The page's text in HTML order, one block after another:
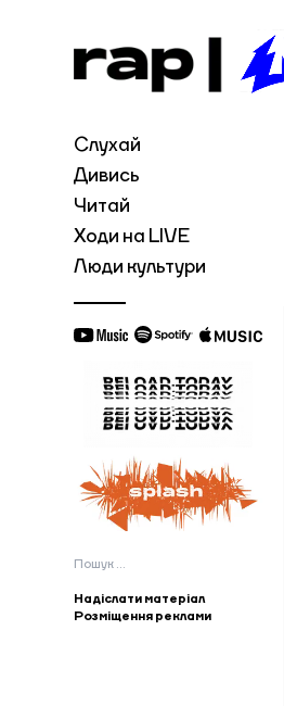
Слухай
Дивись
Читай
Ходи на LIVE
Люди культури
Пошук:
Надіслати матеріал
Розміщення реклами